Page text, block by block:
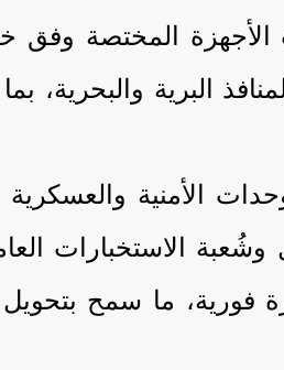
الأجهزة المختصة
البرية
والعسكرية
الاستخبارات
ما سمح بتحويل